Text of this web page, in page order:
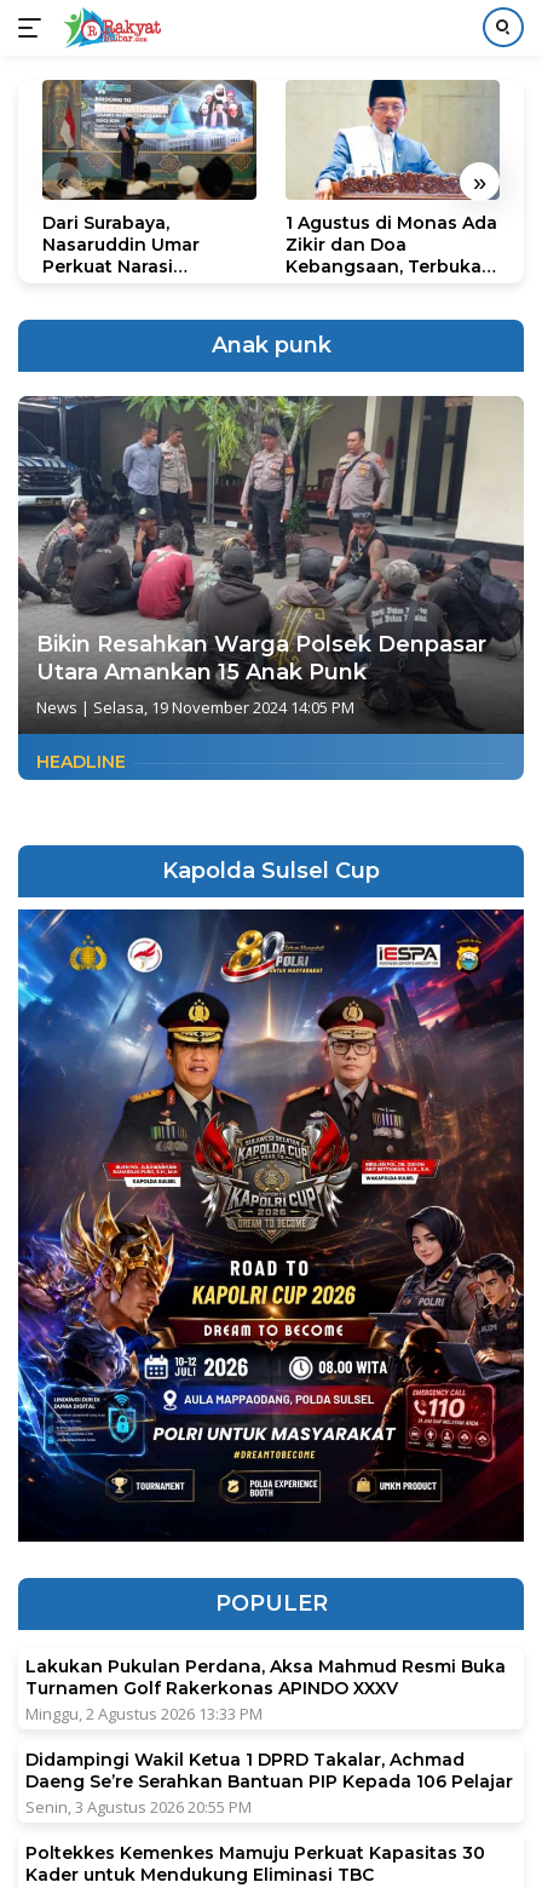
konten
« »
Dari Surabaya,
Nasaruddin Umar
Perkuat Narasi
1 Agustus di Monas Ada
Zikir dan Doa
Kebangsaan, Terbuka
Anak punk
Bikin Resahkan Warga Polsek Denpasar
Utara Amankan 15 Anak Punk
News | Selasa, 19 November 2024 14:05 PM
HEADLINE
Kapolda Sulsel Cup
POPULER
Lakukan Pukulan Perdana, Aksa Mahmud Resmi Buka
Turnamen Golf Rakerkonas APINDO XXXV
Minggu, 2 Agustus 2026 13:33 PM
Didampingi Wakil Ketua 1 DPRD Takalar, Achmad
Daeng Se’re Serahkan Bantuan PIP Kepada 106 Pelajar
Senin, 3 Agustus 2026 20:55 PM
Poltekkes Kemenkes Mamuju Perkuat Kapasitas 30
Kader untuk Mendukung Eliminasi TBC